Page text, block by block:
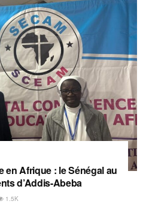
en Afrique : le Sénégal au
d’Addis-Abeba
1.5K